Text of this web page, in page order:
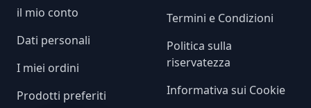
il mio conto
Dati personali
I miei ordini
Prodotti preferiti
Termini e Condizioni
Politica sulla
riservatezza
Informativa sui Cookie